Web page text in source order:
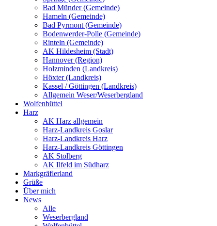
Bad Münder (Gemeinde)
Hameln (Gemeinde)
Bad Pyrmont (Gemeinde)
Bodenwerder-Polle (Gemeinde)
Rinteln (Gemeinde)
AK Hildesheim (Stadt)
Hannover (Region)
Holzminden (Landkreis)
Höxter (Landkreis)
Kassel / Göttingen (Landkreis)
Allgemein Weser/Weserbergland
Wolfenbüttel
Harz
AK Harz allgemein
Harz-Landkreis Goslar
Harz-Landkreis Harz
Harz-Landkreis Göttingen
AK Stolberg
AK Ilfeld im Südharz
Markgräflerland
Grüße
Über mich
News
Alle
Weserbergland